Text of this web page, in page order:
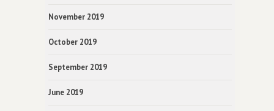
November 2019
October 2019
September 2019
June 2019